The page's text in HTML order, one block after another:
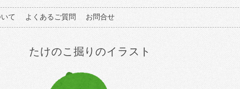
て よくあるご質問 お問合せ
たけのこ掘りのイラスト